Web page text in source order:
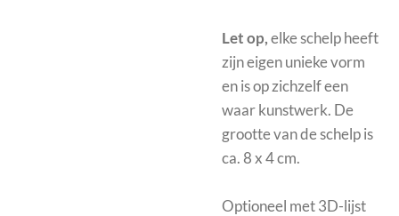
Let op,elke schelp heeft
zijn eigen unieke vorm
en is op zichzelf een
waar kunstwerk. De
grootte van de schelp is
ca. 8 x 4 cm.
Optioneel met3D-lijst